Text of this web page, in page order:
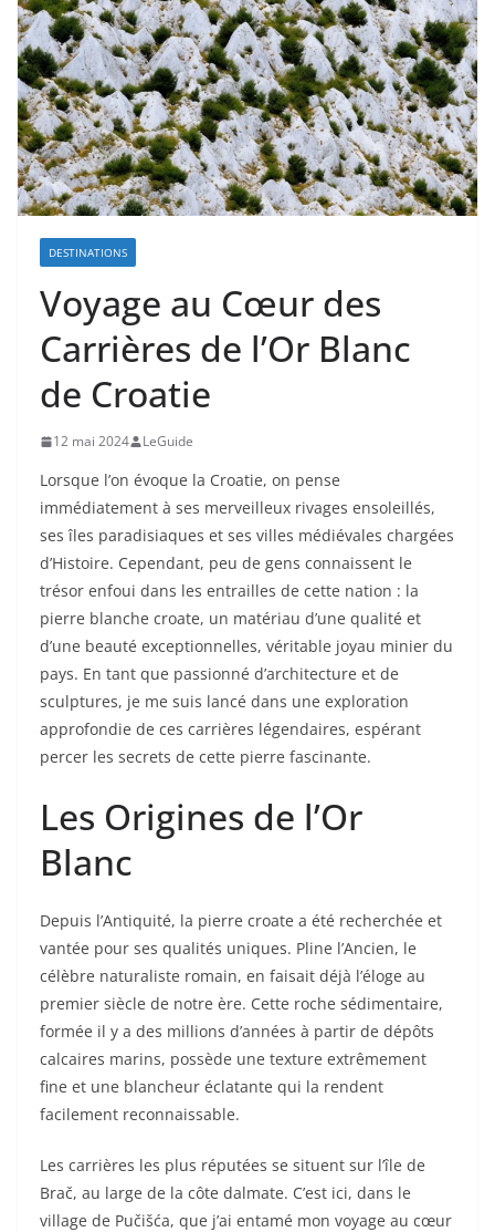
DESTINATIONS
Voyage au Cœur des
Carrières de l’Or Blanc
de Croatie
12 mai 2024 LeGuide
Lorsque l’on évoque la Croatie, on pense
immédiatement à ses merveilleux rivages ensoleillés,
ses îles paradisiaques et ses villes médiévales chargées
d’Histoire. Cependant, peu de gens connaissent le
trésor enfoui dans les entrailles de cette nation : la
pierre blanche croate, un matériau d’une qualité et
d’une beauté exceptionnelles, véritable joyau minier du
pays. En tant que passionné d’architecture et de
sculptures, je me suis lancé dans une exploration
approfondie de ces carrières légendaires, espérant
percer les secrets de cette pierre fascinante.
Les Origines de l’Or
Blanc
Depuis l’Antiquité, la pierre croate a été recherchée et
vantée pour ses qualités uniques. Pline l’Ancien, le
célèbre naturaliste romain, en faisait déjà l’éloge au
premier siècle de notre ère. Cette roche sédimentaire,
formée il y a des millions d’années à partir de dépôts
calcaires marins, possède une texture extrêmement
fine et une blancheur éclatante qui la rendent
facilement reconnaissable.
Les carrières les plus réputées se situent sur l’île de
Brač, au large de la côte dalmate. C’est ici, dans le
village de Pučišća, que j’ai entamé mon voyage au cœur